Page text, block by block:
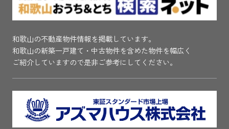
和歌山の不動産物件情報を掲載しています。
和歌山の新築一戸建て・中古物件を含めた物件を幅広く
ご紹介していますので是非ご参考にしてください。